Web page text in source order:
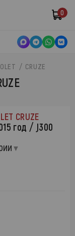
0
CRUZE
CRUZE
год / J300